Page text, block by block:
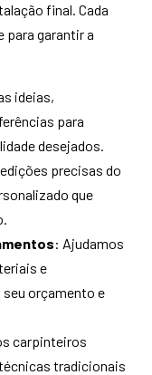
final. Cada
para garantir a
ideias,
para
desejados.
precisas do
que
: Ajudamos
e
orçamento e
carpinteiros
tradicionais